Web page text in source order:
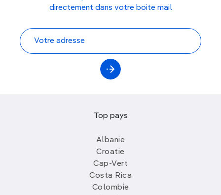
directement dans votre boite mail
Top pays
Albanie
Croatie
Cap-Vert
Costa Rica
Colombie